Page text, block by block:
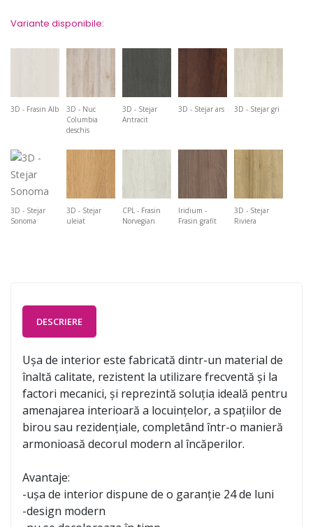
Variante disponibile:
3D - Frasin Alb
3D - Nuc
Columbia
deschis
3D - Stejar
Antracit
3D - Stejar ars 3D - Stejar gri
3D - Stejar
Sonoma
3D - Stejar
uleiat
CPL - Frasin
Norvegian
Iridium -
Frasin grafit
3D - Stejar
Riviera
DESCRIERE
Ușa de interior este fabricată dintr-un material de
înaltă calitate, rezistent la utilizare frecventă și la
factori mecanici, și reprezintă soluția ideală pentru
amenajarea interioară a locuințelor, a spațiilor de
birou sau rezidențiale, completând într-o manieră
armonioasă decorul modern al încăperilor.
Avantaje:
-ușa de interior dispune de o garanție 24 de luni
-design modern